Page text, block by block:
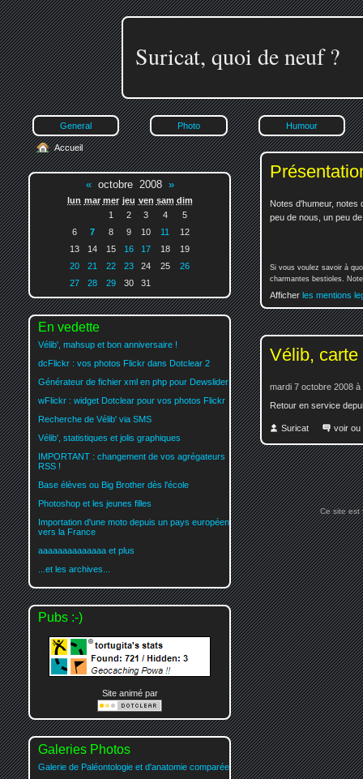
Suricat, quoi de neuf ?
General Photo Humour
Notes d'humeur, notes
peu de nous, un peu
Si vous voulez savoir à
charmantes bestioles.
Afficher les mentions
Vélib,
mardi 7 octobre 2008 à
Retour en service
Suricat voir ou
Accueil
«octobre 2008 »
lun mar mer jeu ven sam dim
1
2 3 4
5
6
7 8 9 10 11
12
13
14 15 16 17 18
19
20
21 22 23 24 25
26
27
28 29 30 31
En vedette
Vélib', mahsup et bon anniversaire !
dcFlickr : vos photos Flickr dans Dotclear 2
Générateur de fichier xml en php pour Dewslider
wFlickr : widget Dotclear pour vos photos Flickr
Recherche de Vélib' via SMS
Vélib', statistiques et jolis graphiques
IMPORTANT : changement de vos agrégateurs
RSS !
Base élèves ou Big Brother dès l'école
Photoshop et les jeunes filles
Importation d'une moto depuis un pays européen
vers la France
aaaaaaaaaaaaaa et plus
...et les archives...
Pubs :-)
Site animé par
Galeries Photos
Galerie de Paléontologie et d'anatomie comparée
Ce site est